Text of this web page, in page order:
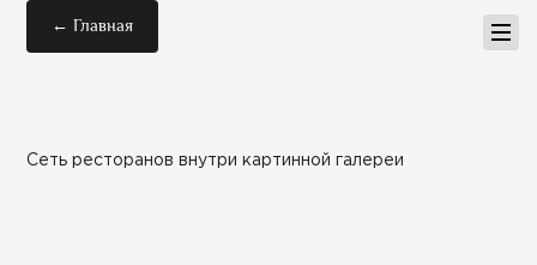
← Главная
Сеть ресторанов внутри картинной галереи